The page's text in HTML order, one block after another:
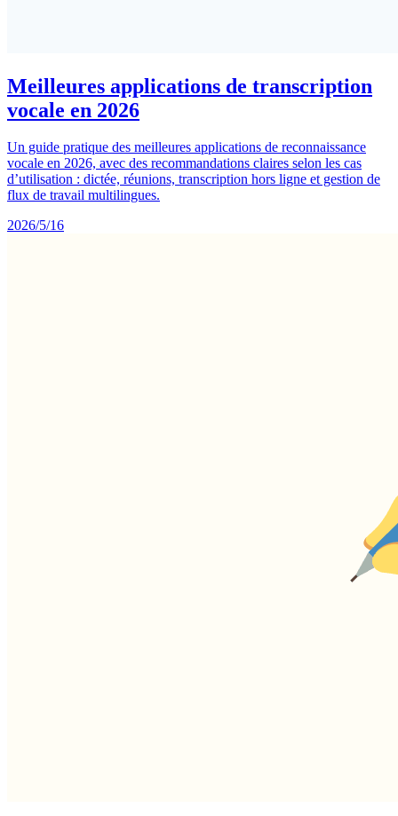
Meilleures applications de transcription
vocale en 2026
Un guide pratique des meilleures applications de reconnaissance
vocale en 2026, avec des recommandations claires selon les cas
d’utilisation : dictée, réunions, transcription hors ligne et gestion de
flux de travail multilingues.
2026/5/16